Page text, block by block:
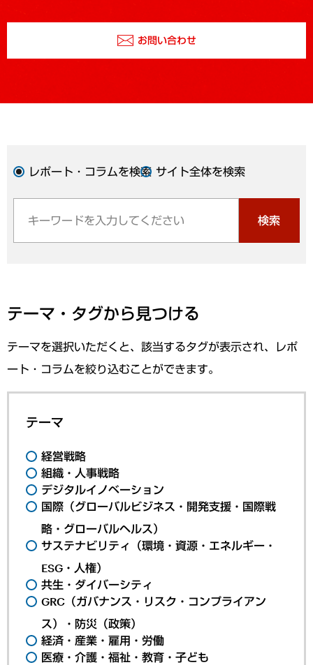
お問い合わせ
レポート・コラムを検索 サイト全体を検索
検索
テーマ・タグから見つける
テーマを選択いただくと、該当するタグが表示され、レポ
ート・コラムを絞り込むことができます。
テーマ
経営戦略
組織・人事戦略
デジタルイノベーション
国際（グローバルビジネス・開発支援・国際戦
略・グローバルヘルス）
サステナビリティ（環境・資源・エネルギー・
ESG・人権）
共生・ダイバーシティ
GRC（ガバナンス・リスク・コンプライアン
ス）・防災（政策）
経済・産業・雇用・労働
医療・介護・福祉・教育・子ども